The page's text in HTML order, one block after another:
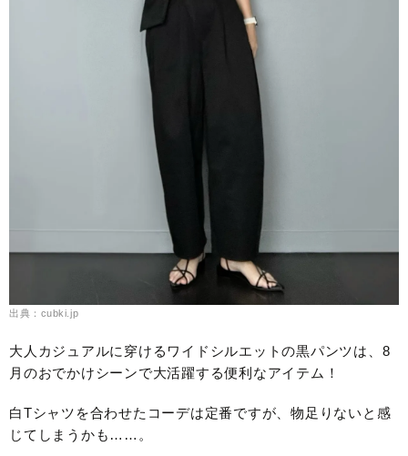
出典：cubki.jp
大人カジュアルに穿けるワイドシルエットの黒パンツは、8
月のおでかけシーンで大活躍する便利なアイテム！
白Tシャツを合わせたコーデは定番ですが、物足りないと感
じてしまうかも……。